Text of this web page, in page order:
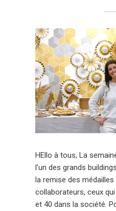
HEllo à tous, La
l’un des grands
la remise des médailles
collaborateurs, ceux
et 40 dans la société.